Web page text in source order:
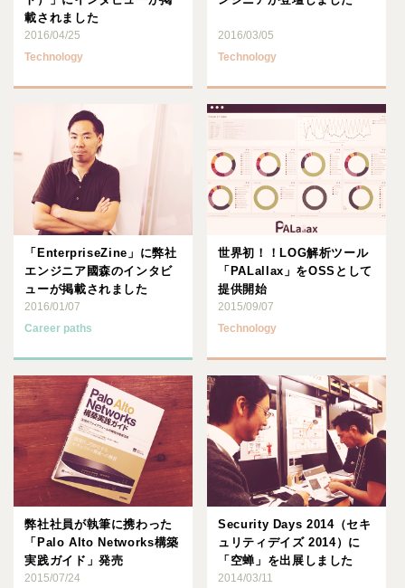
載されました
2016/04/25
Technology
2016/03/05
Technology
「EnterpriseZine」に弊社
エンジニア國森のインタビ
ューが掲載されました
2016/01/07
Career paths
世界初！！LOG解析ツール
「PALallax」をOSSとして
提供開始
2015/09/07
Technology
弊社社員が執筆に携わった
「Palo Alto Networks構築
実践ガイド」発売
2015/07/24
Security Days 2014（セキ
ュリティデイズ 2014）に
「空蝉」を出展しました
2014/03/11